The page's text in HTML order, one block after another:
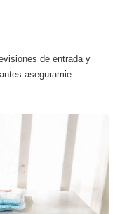
de entrada y
aseguramie...